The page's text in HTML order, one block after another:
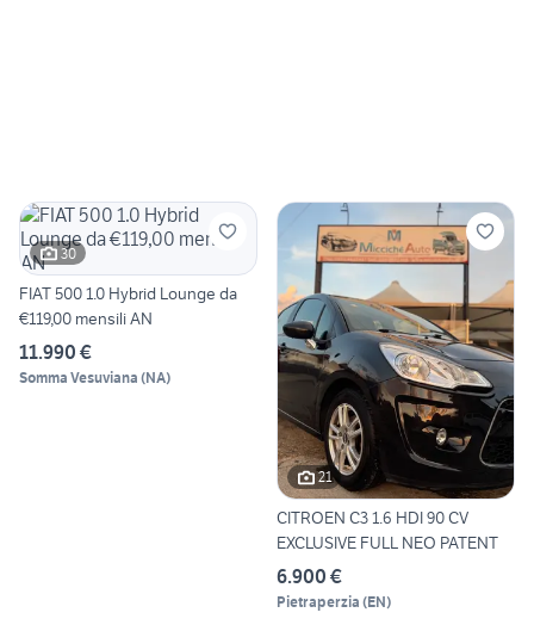
30
FIAT 500 1.0 Hybrid Lounge da
€119,00 mensili AN
11.990 €
Somma Vesuviana (NA)
21
CITROEN C3 1.6 HDI 90 CV
EXCLUSIVE FULL NEO PATENT
6.900 €
Pietraperzia (EN)